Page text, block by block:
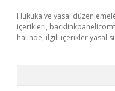
Hukuka ve yasal
içerikleri,
halinde, ilgili içerikler yasal